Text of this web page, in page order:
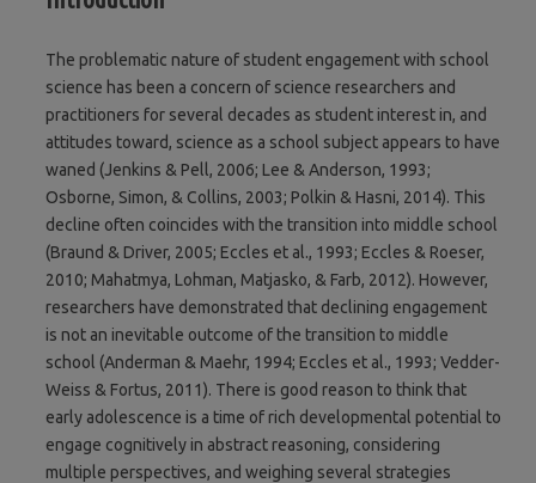
The problematic nature of student engagement with school
science has been a concern of science researchers and
practitioners for several decades as student interest in, and
attitudes toward, science as a school subject appears to have
waned (Jenkins & Pell, 2006; Lee & Anderson, 1993;
Osborne, Simon, & Collins, 2003; Polkin & Hasni, 2014). This
decline often coincides with the transition into middle school
(Braund & Driver, 2005; Eccles et al., 1993; Eccles & Roeser,
2010; Mahatmya, Lohman, Matjasko, & Farb, 2012). However,
researchers have demonstrated that declining engagement
is not an inevitable outcome of the transition to middle
school (Anderman & Maehr, 1994; Eccles et al., 1993; Vedder-
Weiss & Fortus, 2011). There is good reason to think that
early adolescence is a time of rich developmental potential to
engage cognitively in abstract reasoning, considering
multiple perspectives, and weighing several strategies